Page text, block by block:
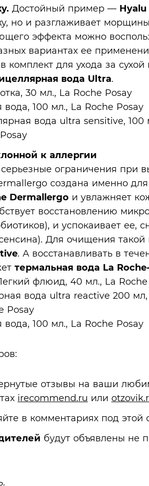
Достойный пример —Hyalu
но и разглаживает
эффекта можно
вариантах ее
комплект для ухода за сухой
вода Ultra.
к аллергии
ограничения при
создана именно
Dermallergo и увлажняет
восстановлению
и успокаивает ее,
Для очищения такой
. А восстанавливать в
термальная вода La
отзывы на ваши
irecommend.ru или
в комментариях под этой
будут объявлены не
.